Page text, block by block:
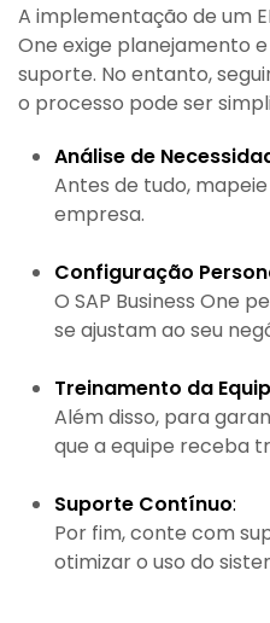
A implementação de um
One exige planejamento
suporte. No entanto,
o processo pode ser
Análise de
Antes de tudo,
empresa.
Configuração
O SAP Business One
se ajustam ao seu
Treinamento da
Além disso, para
que a equipe receba
Suporte Contínuo:
Por fim, conte com
otimizar o uso do